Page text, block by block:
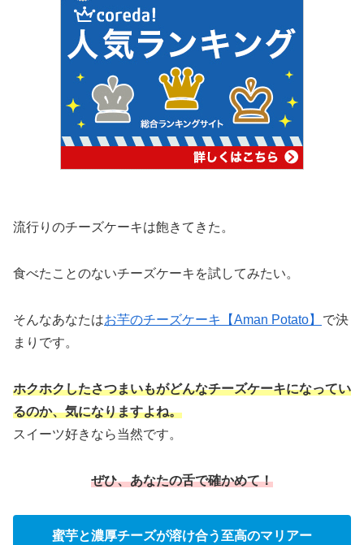
流行りのチーズケーキは飽きてきた。
食べたことのないチーズケーキを試してみたい。
そんなあなたはお芋のチーズケーキ【Aman Potato】
で決
まりです。
ホクホクしたさつまいもがどんなチーズケーキになってい
るのか、気になりますよね。
スイーツ好きなら当然です。
ぜひ、あなたの舌で確かめて！
蜜芋と濃厚チーズが溶け合う至高のマリアー